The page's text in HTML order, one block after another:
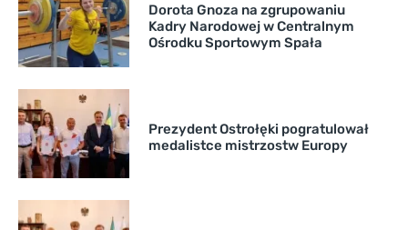
Dorota Gnoza na zgrupowaniu
Kadry Narodowej w Centralnym
Ośrodku Sportowym Spała
Prezydent Ostrołęki pogratulował
medalistce mistrzostw Europy